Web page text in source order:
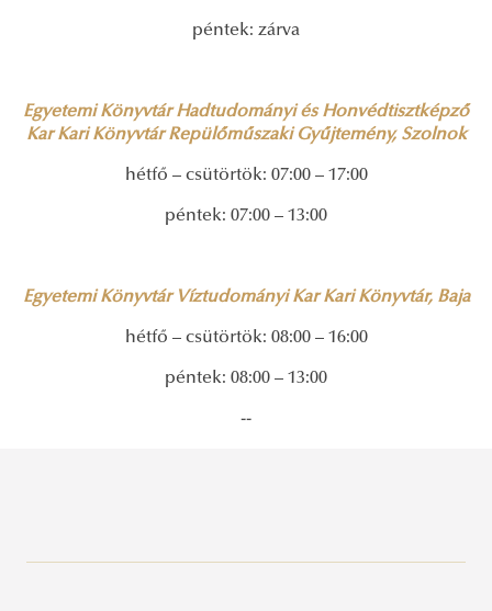
péntek: zárva
Egyetemi Könyvtár Hadtudományi és Honvédtisztképző
Kar Kari Könyvtár Repülőműszaki Gyűjtemény, Szolnok
hétfő – csütörtök: 07:00 – 17:00
péntek: 07:00 – 13:00
Egyetemi Könyvtár Víztudományi Kar Kari Könyvtár, Baja
hétfő – csütörtök: 08:00 – 16:00
péntek: 08:00 – 13:00
--